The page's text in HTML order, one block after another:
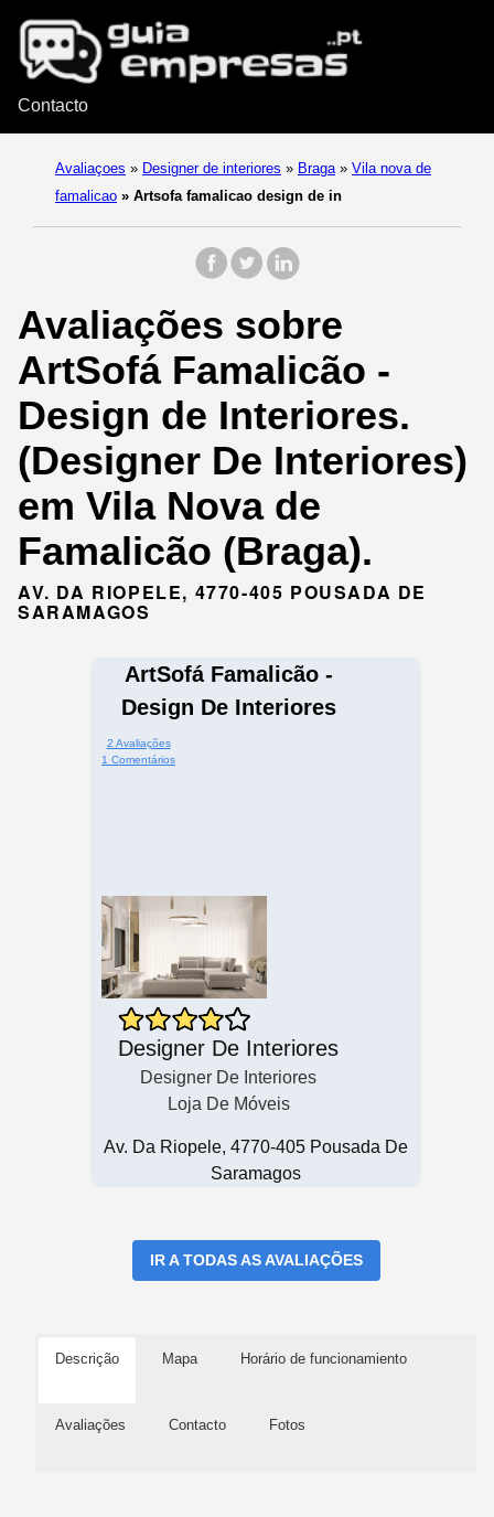
Contacto
Avaliaçoes » Designer de interiores » Braga » Vila nova de
famalicao » Artsofa famalicao design de in
Avaliações sobre
ArtSofá Famalicão -
Design de Interiores.
(Designer De Interiores)
em Vila Nova de
Famalicão (Braga).
AV. DA RIOPELE, 4770-405 POUSADA DE
SARAMAGOS
ArtSofá Famalicão -
Design De Interiores
2 Avaliações
1 Comentários
Designer De Interiores
Designer De Interiores
Loja De Móveis
Av. Da Riopele, 4770-405 Pousada De
Saramagos
IR A TODAS AS AVALIAÇÕES
Descrição Mapa Horário de funcionamiento
Avaliações Contacto Fotos